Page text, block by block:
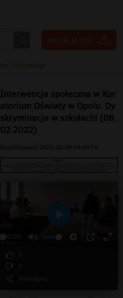
Interwencja społeczna w Kur
atorium Oświaty w Opolu. Dy
skryminacja w szkołach! (08.
02.2022)
Opublikowany 2022-02-09 09:40:14
00:00